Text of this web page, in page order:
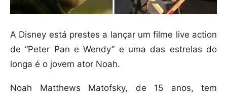
A Disney está prestes a lançar um filme live action
de “Peter Pan e Wendy” e uma das estrelas do
longa é o jovem ator Noah.
Noah Matthews Matofsky, de 15 anos, tem